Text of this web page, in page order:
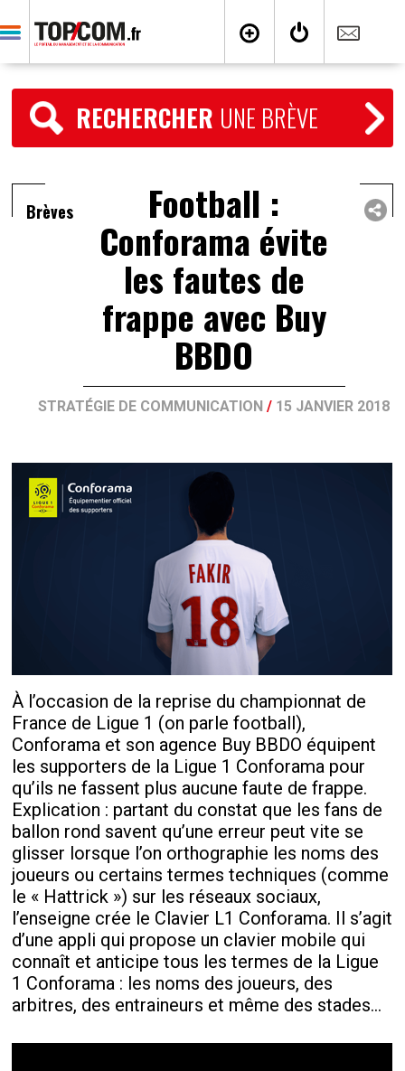
RECHERCHER UNE BRÈVE
Brèves Football :
Conforama évite
les fautes de
frappe avec Buy
BBDO
STRATÉGIE DE COMMUNICATION / 15 JANVIER 2018
À l’occasion de la reprise du championnat de
France de Ligue 1 (on parle football),
Conforama et son agence Buy BBDO équipent
les supporters de la Ligue 1 Conforama pour
qu’ils ne fassent plus aucune faute de frappe.
Explication : partant du constat que les fans de
ballon rond savent qu’une erreur peut vite se
glisser lorsque l’on orthographie les noms des
joueurs ou certains termes techniques (comme
le « Hattrick ») sur les réseaux sociaux,
l’enseigne crée le Clavier L1 Conforama. Il s’agit
d’une appli qui propose un clavier mobile qui
connaît et anticipe tous les termes de la Ligue
1 Conforama : les noms des joueurs, des
arbitres, des entraineurs et même des stades…